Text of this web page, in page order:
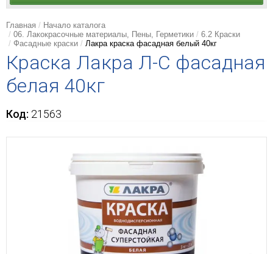
Главная
Начало каталога
06. Лакокрасочные материалы, Пены, Герметики
6.2 Краски
Фасадные краски
Лакра краска фасадная белый 40кг
Краска Лакра Л-С фасадная
белая 40кг
Код: 21563